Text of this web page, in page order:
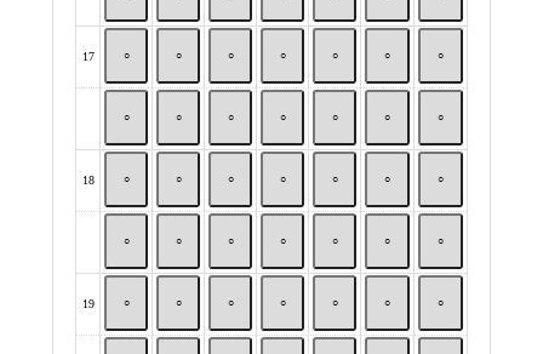
17
18
19
○
○
○
○
○
○
○
○
○
○
○
○
○
○
○
○
○
○
○
○
○
○
○
○
○
○
○
○
○
○
○
○
○
○
○